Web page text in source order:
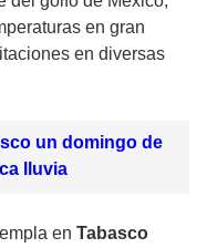
en gran
en diversas
un domingo de
lluvia
en Tabasco